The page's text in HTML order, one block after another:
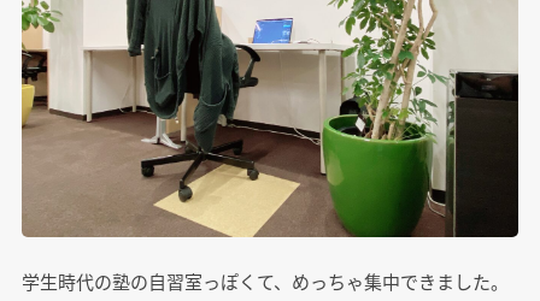
学生時代の塾の自習室っぽくて、めっちゃ集中できました。